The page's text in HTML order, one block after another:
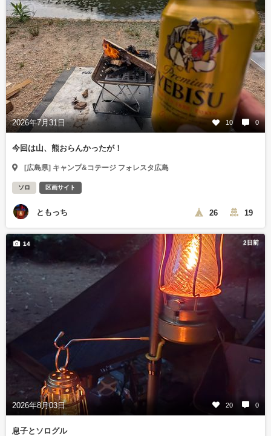
2026年7月31日 10 0
今回は山、熊おらんかったが！
[広島県] キャンプ&コテージ フォレスタ広島
ソロ 区画サイト
ともっち 26 19
2日前
2026年8月03日 20 0
14
息子とソログル